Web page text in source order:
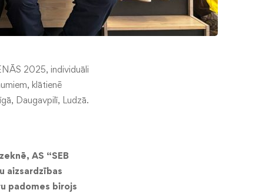
2025, individuāli
klātienē
Daugavpilī, Ludzā.
AS “SEB
aizsardzības
padomes birojs